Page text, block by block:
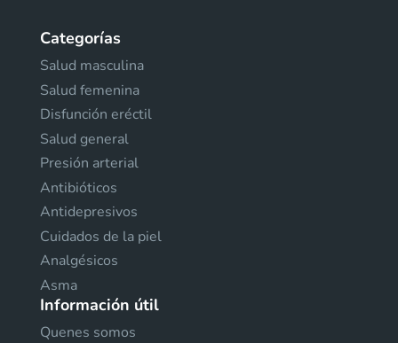
Categorías
Salud masculina
Salud femenina
Disfunción eréctil
Salud general
Presión arterial
Antibióticos
Antidepresivos
Cuidados de la piel
Analgésicos
Asma
Información útil
Quenes somos